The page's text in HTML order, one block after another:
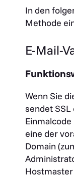
In den
Methode
E-Mail-
Wenn Sie
sendet
eine der
Domain
Hostmaster